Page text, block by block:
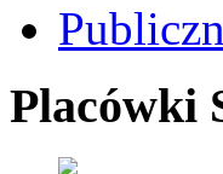
Placówki